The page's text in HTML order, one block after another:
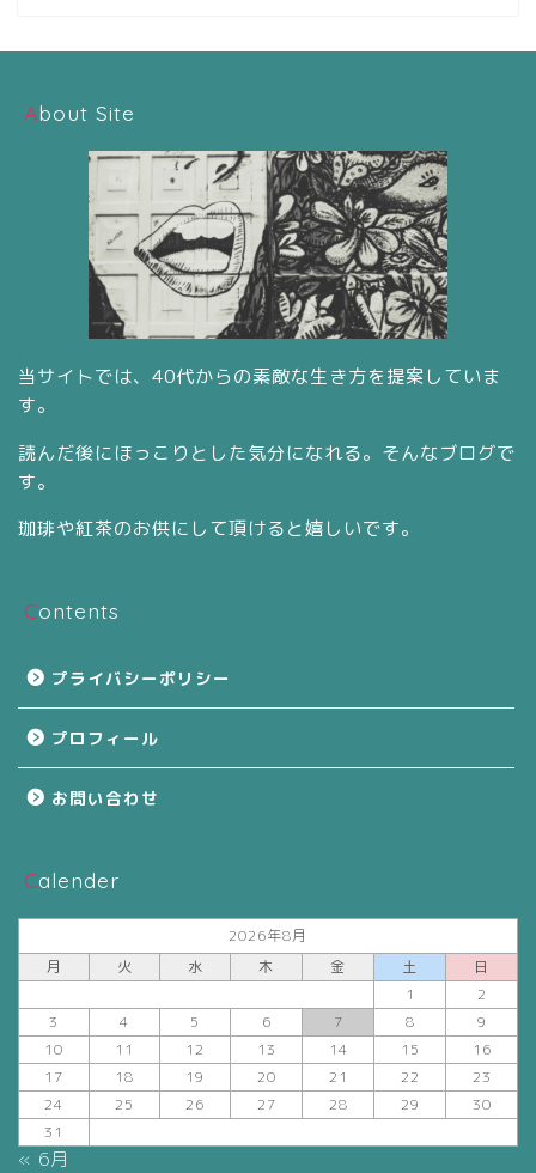
About Site
当サイトでは、40代からの素敵な生き方を提案していま
す。
読んだ後にほっこりとした気分になれる。そんなブログで
す。
珈琲や紅茶のお供にして頂けると嬉しいです。
Contents
プライバシーポリシー
プロフィール
お問い合わせ
Calender
2026年8月
月
火 水 木 金 土
日
1
2
3
4 5 6 7 8
9
10
11 12 13 14 15
16
17
18 19 20 21 22
23
24
25 26 27 28 29
30
31
« 6月